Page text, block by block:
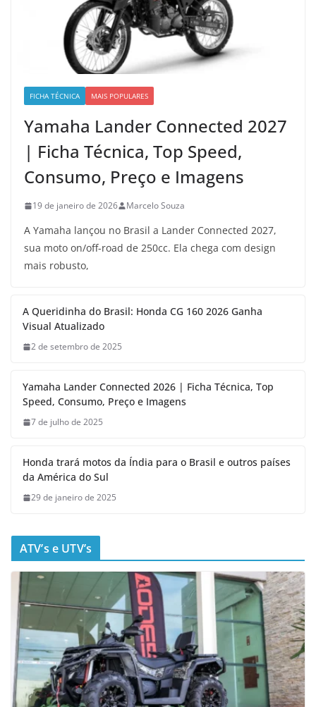
FICHA TÉCNICA MAIS POPULARES
Yamaha Lander Connected 2027
| Ficha Técnica, Top Speed,
Consumo, Preço e Imagens
19 de janeiro de 2026 Marcelo Souza
A Yamaha lançou no Brasil a Lander Connected 2027,
sua moto on/off-road de 250cc. Ela chega com design
mais robusto,
A Queridinha do Brasil: Honda CG 160 2026 Ganha
Visual Atualizado
2 de setembro de 2025
Yamaha Lander Connected 2026 | Ficha Técnica, Top
Speed, Consumo, Preço e Imagens
7 de julho de 2025
Honda trará motos da Índia para o Brasil e outros países
da América do Sul
29 de janeiro de 2025
ATV’s e UTV’s